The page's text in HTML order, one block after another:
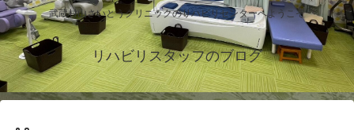
武蔵村山さいとうクリニックのリハビリセンターへようこそ
リハビリスタッフのブログ